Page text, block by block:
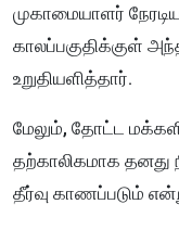
முகாமையாளர்
காலப்பகுதிக்குள்
உறுதியளித்தார்.
மேலும், தோட்ட
தற்காலிகமாக தனது
தீர்வு காணப்படும்